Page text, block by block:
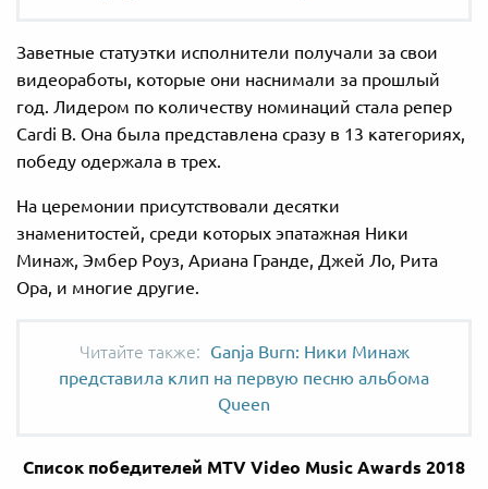
Заветные статуэтки исполнители получали за свои
видеоработы, которые они наснимали за прошлый
год. Лидером по количеству номинаций стала репер
Cardi B. Она была представлена сразу в 13 категориях,
победу одержала в трех.
На церемонии присутствовали десятки
знаменитостей, среди которых эпатажная Ники
Минаж, Эмбер Роуз, Ариана Гранде, Джей Ло, Рита
Ора, и многие другие.
Ganja Burn: Ники Минаж
представила клип на первую песню альбома
Queen
Список победителей MTV Video Music Awards 2018